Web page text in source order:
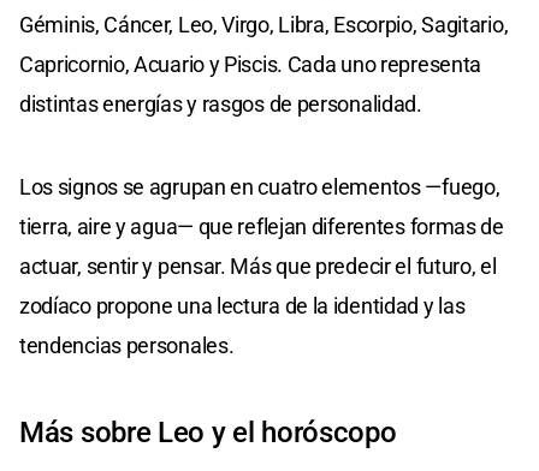
Géminis, Cáncer, Leo, Virgo, Libra, Escorpio, Sagitario,
Capricornio, Acuario y Piscis. Cada uno representa
distintas energías y rasgos de personalidad.
Los signos se agrupan en cuatro elementos —fuego,
tierra, aire y agua— que reflejan diferentes formas de
actuar, sentir y pensar. Más que predecir el futuro, el
zodíaco propone una lectura de la identidad y las
tendencias personales.
Más sobre Leo y el horóscopo